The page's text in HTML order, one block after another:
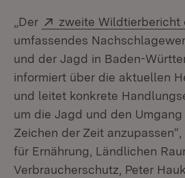
„Der Extern:
zweite Wildtierbericht
umfassendes
und der Jagd in Baden-
informiert über die aktuellen
und leitet konkrete
um die Jagd und den
Zeichen der Zeit
für Ernährung, Ländlichen
Verbraucherschutz, Peter